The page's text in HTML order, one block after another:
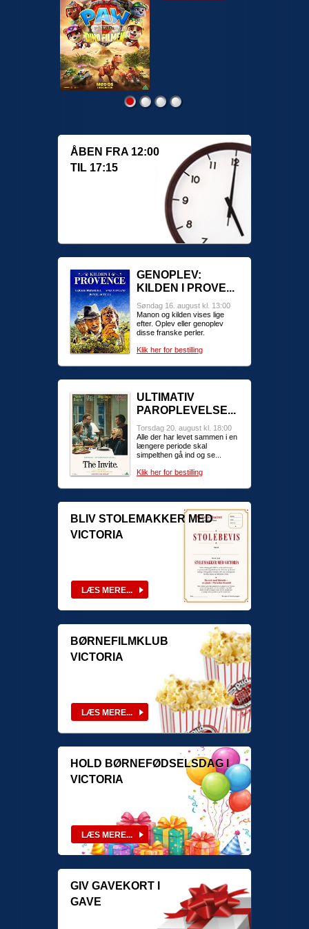
ÅBEN FRA 12:00
TIL 17:15
GENOPLEV:
KILDEN I PROVE...
Søndag 16. august kl. 13:00
Manon og kilden vises lige
efter. Oplev eller genoplev
disse franske perler.
Klik her for bestilling
ULTIMATIV
PAROPLEVELSE...
Torsdag 20. august kl. 18:00
Alle der har levet sammen i en
længere periode skal
simpelthen gå ind og se...
Klik her for bestilling
BLIV STOLEMAKKER MED
VICTORIA
BØRNEFILMKLUB
VICTORIA
HOLD BØRNEFØDSELSDAG I
VICTORIA
GIV GAVEKORT I
GAVE